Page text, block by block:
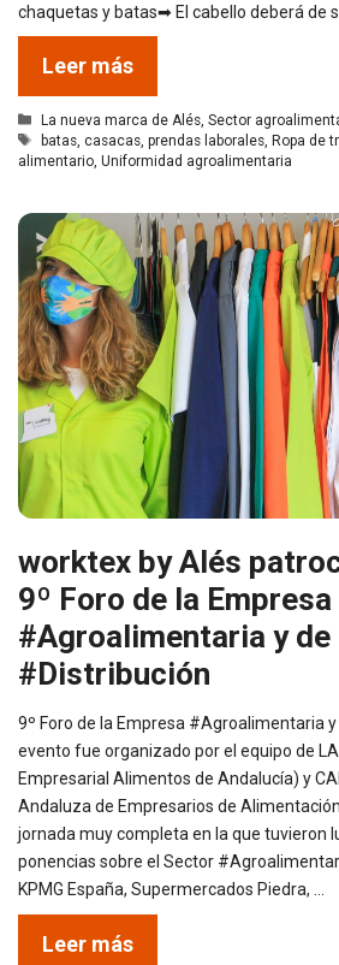
chaquetas y batas➡ El cabello deberá de
Leer más
Categorías
La nueva marca de Alés, Sector
Etiquetas
batas, casacas, prendas laborales, Ropa de
alimentario, Uniformidad agroalimentaria
worktex by Alés
9º Foro de la Empresa
#Agroalimentaria y de
#Distribución
9º Foro de la Empresa #Agroalimentaria y
evento fue organizado por el equipo de
Empresarial Alimentos de Andalucía) y
Andaluza de Empresarios de
jornada muy completa en la que tuvieron
ponencias sobre el Sector
KPMG España, Supermercados Piedra, …
Leer más